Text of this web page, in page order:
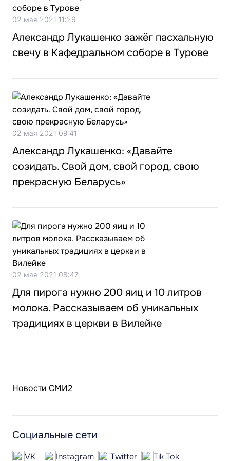
02 мая 2021 11:26
Александр Лукашенко зажёг пасхальную
свечу в Кафедральном соборе в Турове
02 мая 2021 09:41
Александр Лукашенко: «Давайте
созидать. Свой дом, свой город, свою
прекрасную Беларусь»
02 мая 2021 08:47
Для пирога нужно 200 яиц и 10 литров
молока. Рассказываем об уникальных
традициях в церкви в Вилейке
Новости СМИ2
Социальные сети
VK Instagram Twitter Tik Tok